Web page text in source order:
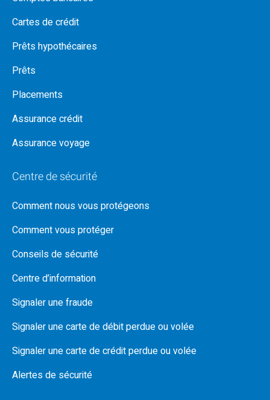
Cartes de crédit
Prêts hypothécaires
Prêts
Placements
Assurance crédit
Assurance voyage
Centre de sécurité
Comment nous vous protégeons
Comment vous protéger
Conseils de sécurité
Centre d’information
Signaler une fraude
Signaler une carte de débit perdue ou volée
Signaler une carte de crédit perdue ou volée
Alertes de sécurité